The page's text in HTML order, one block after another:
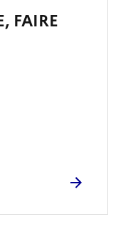
FAIRE